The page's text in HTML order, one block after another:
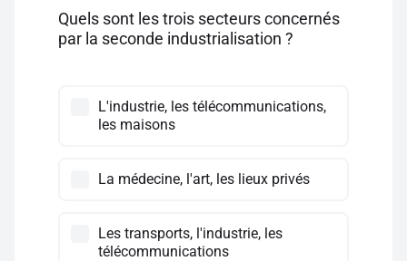
Quels sont les trois secteurs concernés
par la seconde industrialisation ?
L'industrie, les télécommunications,
les maisons
La médecine, l'art, les lieux privés
Les transports, l'industrie, les
télécommunications